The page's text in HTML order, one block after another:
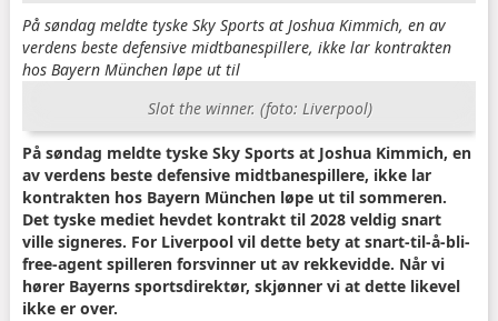
På søndag meldte tyske Sky Sports at Joshua Kimmich, en av
verdens beste defensive midtbanespillere, ikke lar kontrakten
hos Bayern München løpe ut til
Slot the winner. (foto: Liverpool)
På søndag meldte tyske Sky Sports at Joshua Kimmich, en
av verdens beste defensive midtbanespillere, ikke lar
kontrakten hos Bayern München løpe ut til sommeren.
Det tyske mediet hevdet kontrakt til 2028 veldig snart
ville signeres. For Liverpool vil dette bety at snart-til-å-bli-
free-agent spilleren forsvinner ut av rekkevidde. Når vi
hører Bayerns sportsdirektør, skjønner vi at dette likevel
ikke er over.